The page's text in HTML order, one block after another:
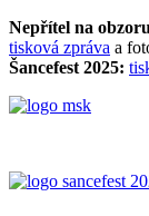
Nepřítel na
tisková zpráva a
Šancefest 2025: